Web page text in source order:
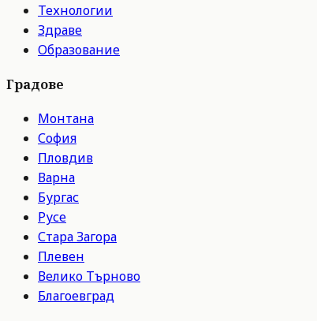
Технологии
Здраве
Образование
Градове
Монтана
София
Пловдив
Варна
Бургас
Русе
Стара Загора
Плевен
Велико Търново
Благоевград